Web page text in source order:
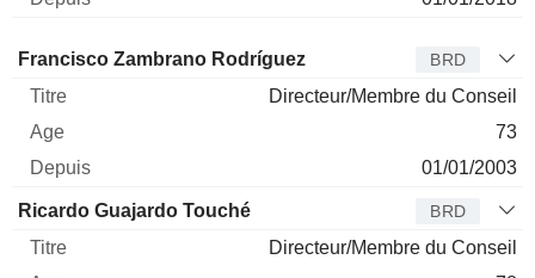
Administrateur Titre Age Depuis
Francisco Zambrano Rodríguez BRD
Directeur/Membre du Conseil
73
01/01/2003
Ricardo Guajardo Touché BRD
Directeur/Membre du Conseil